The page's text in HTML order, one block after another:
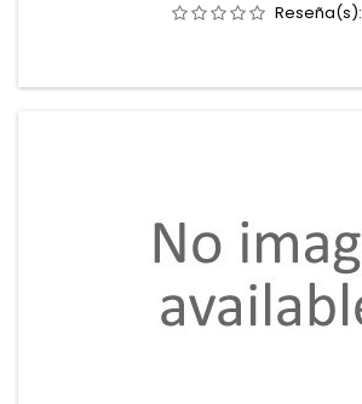
Reseña(s):